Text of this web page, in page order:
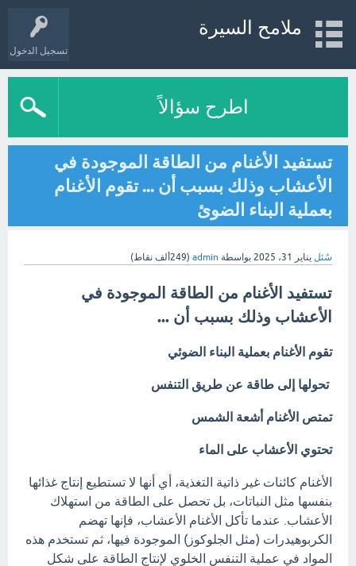
تسجيل الدخول
ملامح السيرة
اطرح سؤالاً
تستفيد الأغنام من الطاقة الموجودة في
الأعشاب وذلك بسبب أن ... تقوم الأغنام
بعملية البناء الضوئ
سُئل يناير 31، 2025 بواسطة admin
(249ألف نقاط)
تستفيد الأغنام من الطاقة الموجودة في
الأعشاب وذلك بسبب أن ...
تقوم الأغنام بعملية البناء الضوئي
تحولها إلى طاقة عن طريق التنفس
تمتص الأغنام أشعة الشمس
تحتوي الأعشاب على الماء
الأغنام كائنات غير ذاتية التغذية، أي أنها لا تستطيع إنتاج غذائها
بنفسها مثل النباتات، بل تحصل على الطاقة من استهلاك
الأعشاب. عندما تأكل الأغنام الأعشاب، فإنها تهضم
الكربوهيدرات (مثل الجلوكوز) الموجودة فيها، ثم تستخدم هذه
المواد في عملية التنفس الخلوي لإنتاج الطاقة على شكل